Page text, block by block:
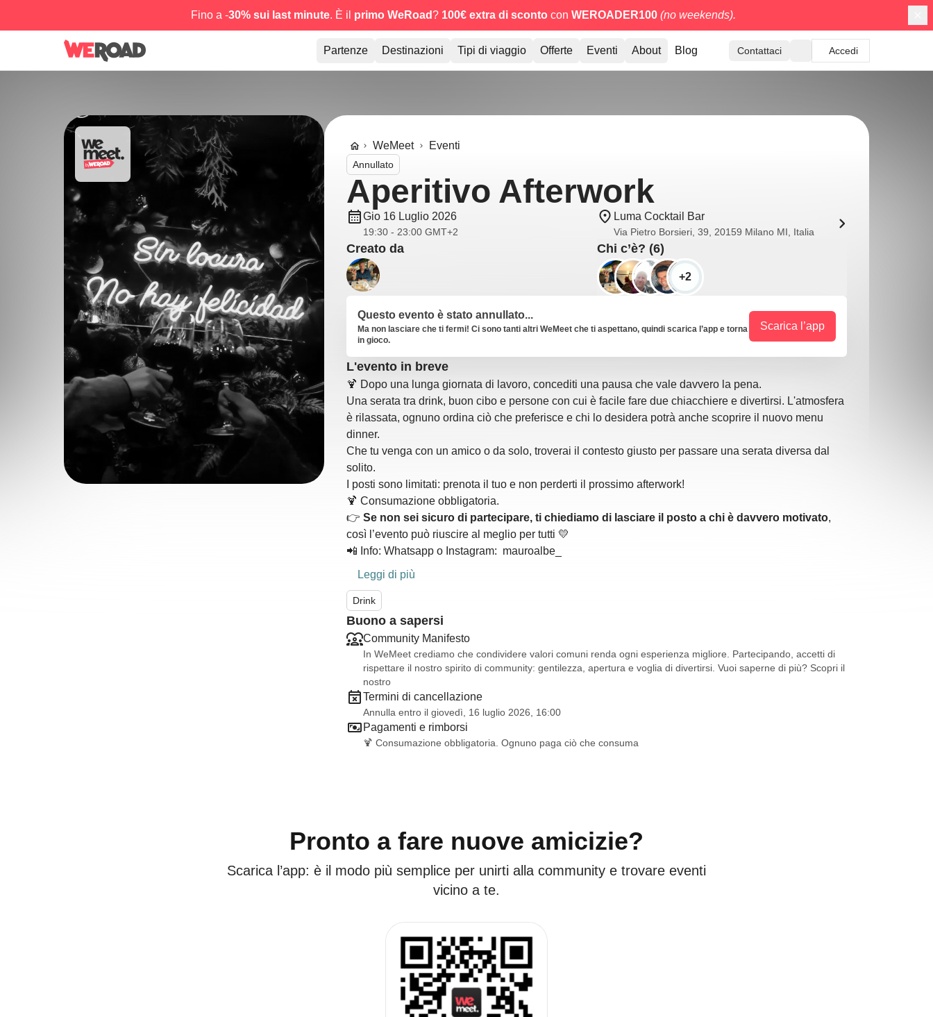
Fino a -30% sui last minute. È il primo WeRoad? 100€ extra di scontocon WEROADER100 (no weekends).
Partenze Destinazioni Tipi di viaggio Offerte Eventi About Blog Contattaci Accedi
WeMeet Eventi
Annullato
Aperitivo Afterwork
Gio 16 Luglio 2026
19:30 - 23:00 GMT+2
Luma Cocktail Bar
Via Pietro Borsieri, 39, 20159 Milano MI, Italia
Creato da Chi c’è? (6)
+2
Questo evento è stato annullato...
Ma non lasciare che ti fermi! Ci sono tanti altri WeMeet che ti aspettano, quindi scarica l’app e torna
in gioco.
Scarica l’app
L'evento in breve
🍹 Dopo una lunga giornata di lavoro, concediti una pausa che vale davvero la pena.
Una serata tra drink, buon cibo e persone con cui è facile fare due chiacchiere e divertirsi. L'atmosfera
è rilassata, ognuno ordina ciò che preferisce e chi lo desidera potrà anche scoprire il nuovo menu
dinner.
Che tu venga con un amico o da solo, troverai il contesto giusto per passare una serata diversa dal
solito.
I posti sono limitati: prenota il tuo e non perderti il prossimo afterwork!
🍹 Consumazione obbligatoria.
👉 Se non sei sicuro di partecipare, ti chiediamo di lasciare il posto a chi è davvero motivato,
così l’evento può riuscire al meglio per tutti 💛
📲 Info: Whatsapp o Instagram: mauroalbe_
Leggi di più
Drink
Buono a sapersi
Community Manifesto
In WeMeet crediamo che condividere valori comuni renda ogni esperienza migliore. Partecipando, accetti di
rispettare il nostro spirito di community: gentilezza, apertura e voglia di divertirsi. Vuoi saperne di più? Scopri il
nostro
Termini di cancellazione
Annulla entro il giovedì, 16 luglio 2026, 16:00
Pagamenti e rimborsi
🍹 Consumazione obbligatoria. Ognuno paga ciò che consuma
Pronto a fare nuove amicizie?
Scarica l’app: è il modo più semplice per unirti alla community e trovare eventi
vicino a te.